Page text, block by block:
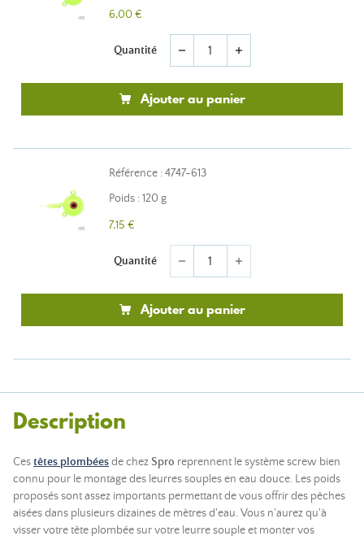
6,00 €
Quantité remove add
Ajouter au panier
Référence : 4747-613
Poids : 120 g
7,15 €
Quantité remove add
Ajouter au panier
Description
Cestêtes plombéesde chezSpro reprennent le système screw bien
connu pour le montage des leurres souples en eau douce. Les poids
proposés sont assez importants permettant de vous offrir des pêches
aisées dans plusieurs dizaines de mètres d'eau. Vous n'aurez qu'à
visser votre tête plombée sur votre leurre souple et monter vos